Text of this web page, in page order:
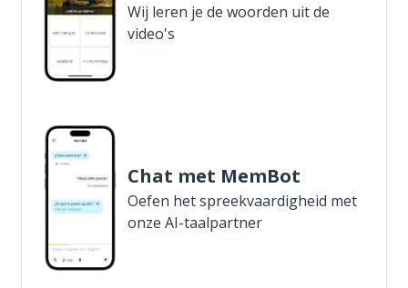
Wij leren je de woorden uit de
video's
Chat met MemBot
Oefen het spreekvaardigheid met
onze AI-taalpartner